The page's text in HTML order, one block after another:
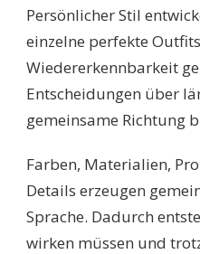
Persönlicher Stil
einzelne perfekte
Wiedererkennbarkeit
Entscheidungen über
gemeinsame Richtung
Farben, Materialien,
Details erzeugen
Sprache. Dadurch
wirken müssen und